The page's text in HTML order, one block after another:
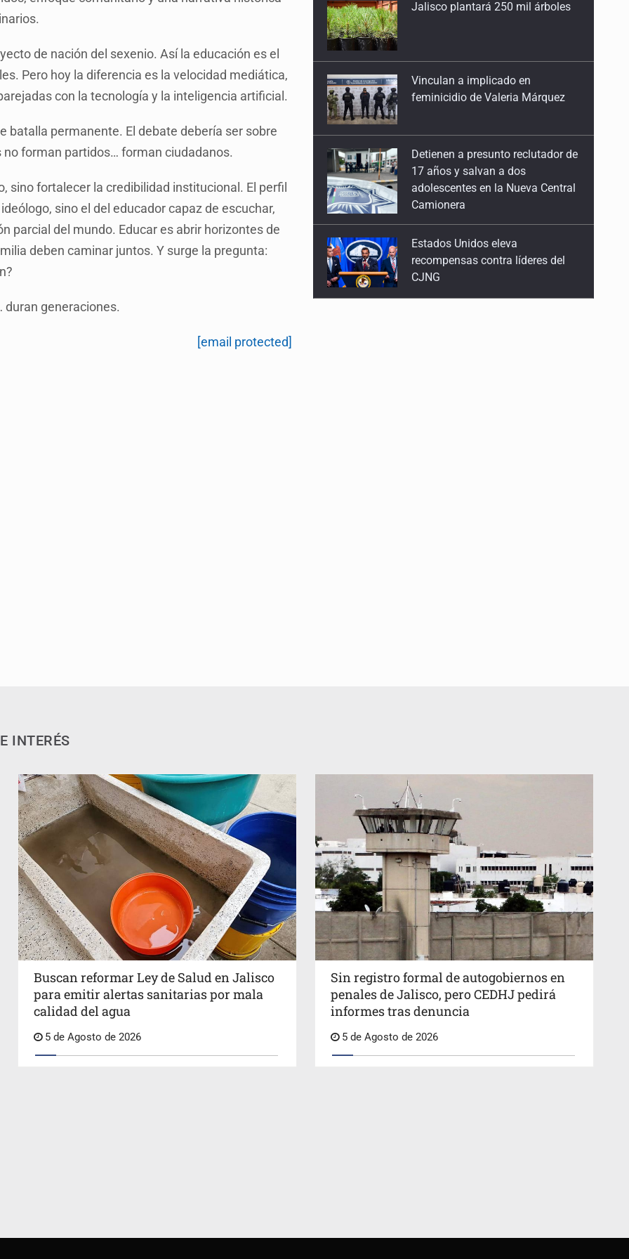
de nación del sexenio. Así la educación es el
Pero hoy la diferencia es la velocidad mediática,
con la tecnología y la inteligencia artificial.
batalla permanente. El debate debería ser sobre
forman partidos… forman ciudadanos.
sino fortalecer la credibilidad institucional. El perfil
sino el del educador capaz de escuchar,
parcial del mundo. Educar es abrir horizontes de
deben caminar juntos. Y surge la pregunta:
duran generaciones.
[email protected]
Pedir ayuda no debería ser pecado
29 de Abril de 2026
Aplausos internacionales, riesgos nacionales
22 de Abril de 2026
15 de Abril de 2026
Entre tómbolas, incendios y silencios
25 de Marzo de 2026
Proteger a quienes nos protegen
18 de Marzo de 2026
Vinculan a implicado en
Detienen a presunto reclutador de
17 años y salvan a dos
Estados Unidos eleva
recompensas contra líderes del
CJNG
Mueren cuatro personas por
volcadura en San Miguel el Alto
INTERÉS
Buscan reformar Ley de Salud en Jalisco
para emitir alertas sanitarias por mala
calidad del agua
5 de Agosto de 2026
Sin registro formal de autogobiernos en
penales de Jalisco, pero CEDHJ pedirá
informes tras denuncia
5 de Agosto de 2026